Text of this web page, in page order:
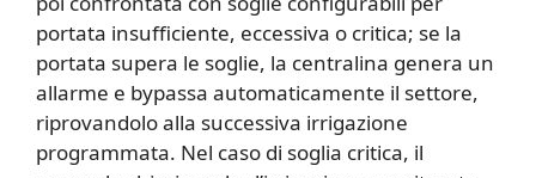
portata insufficiente, eccessiva o critica; se la
portata supera le soglie, la centralina genera un
allarme e bypassa automaticamente il settore,
riprovandolo alla successiva irrigazione
programmata. Nel caso di soglia critica, il